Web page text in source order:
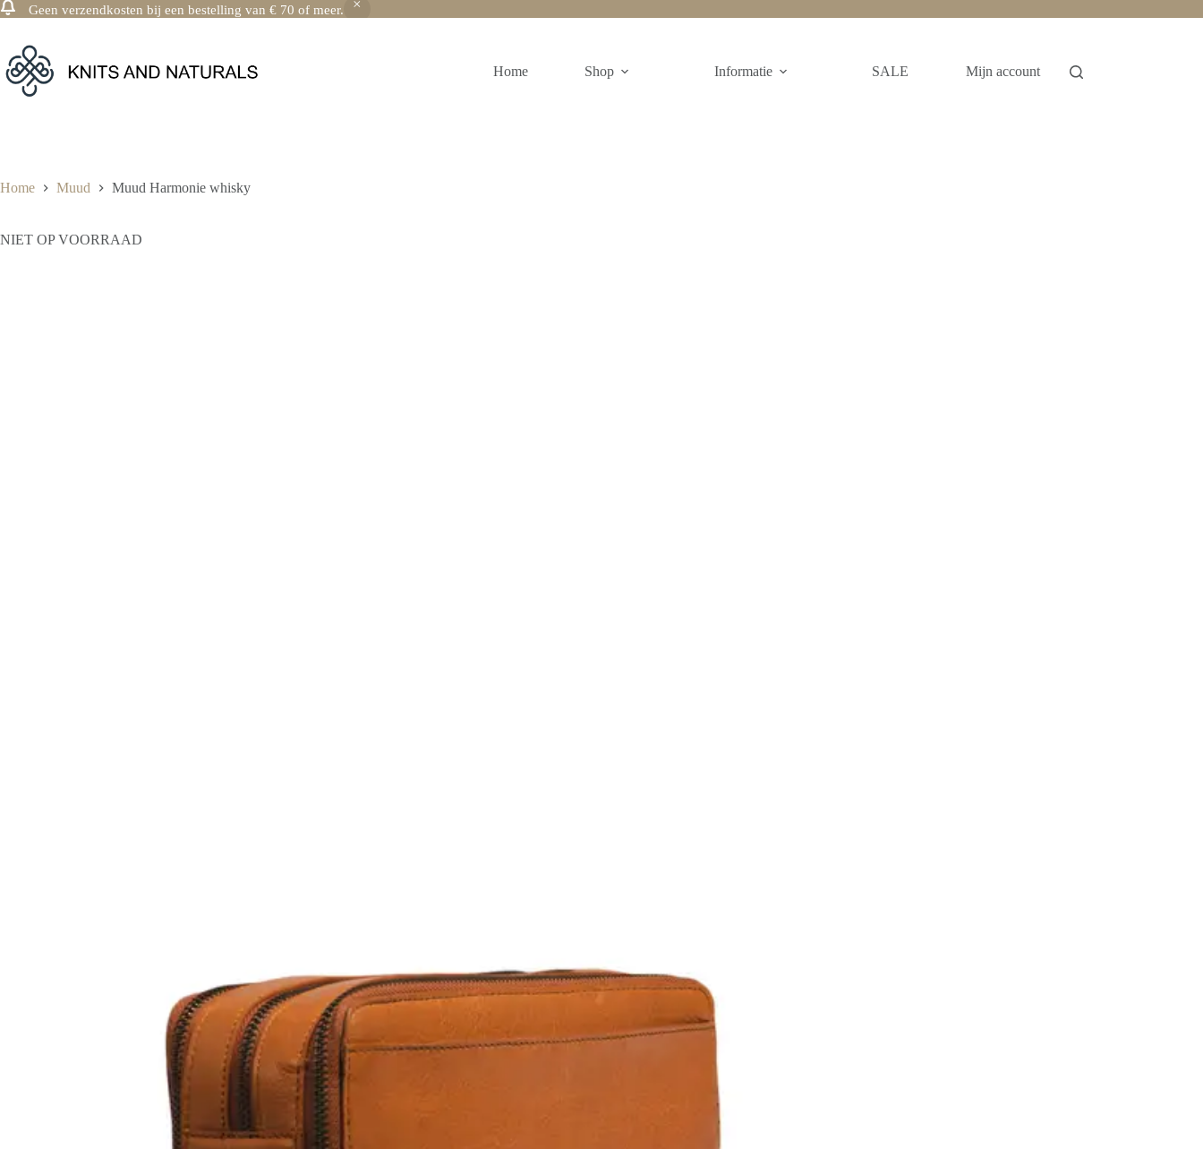
Geen verzendkosten bij een bestelling van € 70 of meer.
de
inhoud
Home Shop Informatie SALE Mijn account
Home Muud Muud Harmonie whisky
NIET OP VOORRAAD